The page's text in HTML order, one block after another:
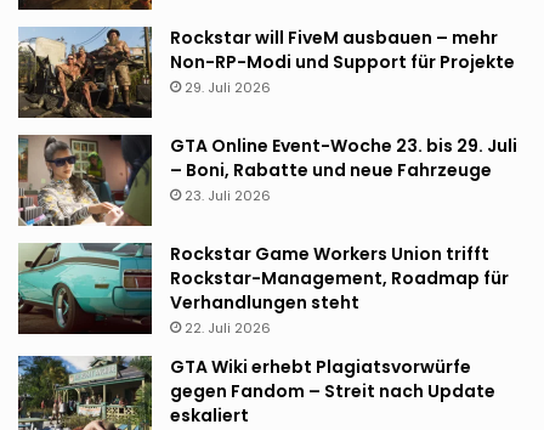
Rockstar will FiveM ausbauen – mehr
Non-RP-Modi und Support für Projekte
29. Juli 2026
GTA Online Event-Woche 23. bis 29. Juli
– Boni, Rabatte und neue Fahrzeuge
23. Juli 2026
Rockstar Game Workers Union trifft
Rockstar-Management, Roadmap für
Verhandlungen steht
22. Juli 2026
GTA Wiki erhebt Plagiatsvorwürfe
gegen Fandom – Streit nach Update
eskaliert